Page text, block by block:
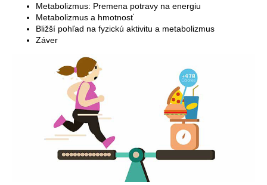
Metabolizmus: Premena potravy na energiu
Metabolizmus a hmotnosť
Bližší pohľad na fyzickú aktivitu a metabolizmus
Záver
HĽADAŤ